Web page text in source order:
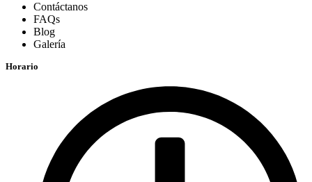
Contáctanos
FAQs
Blog
Galería
Horario